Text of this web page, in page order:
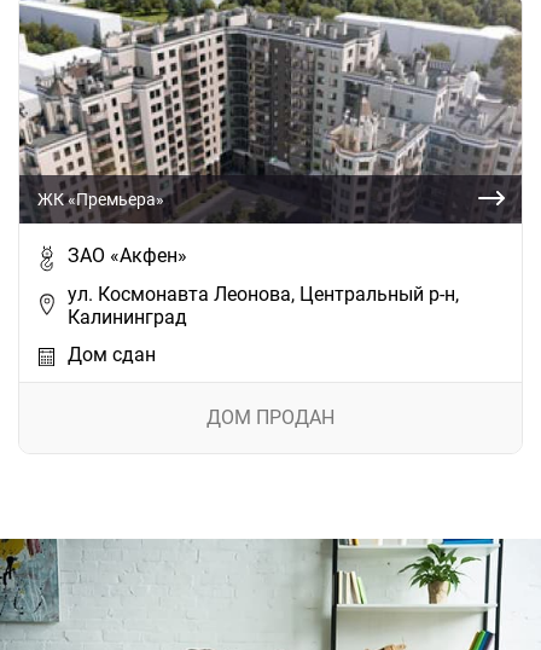
ЖК «Премьера»
ЗАО «Акфен»
ул. Космонавта Леонова, Центральный р-н,
Калининград
Дом сдан
ДОМ ПРОДАН